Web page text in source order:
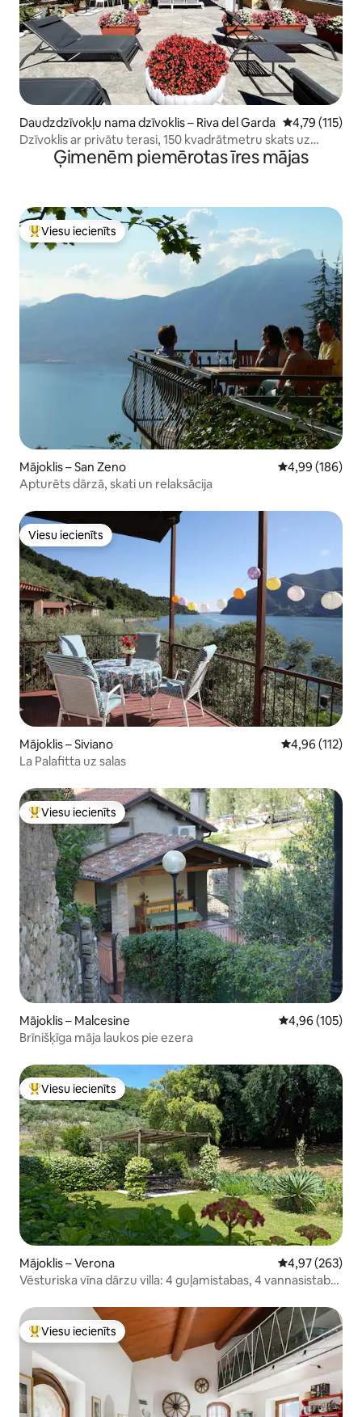
Daudzdzīvokļu nama dzīvoklis – Riva del Garda Vidējais
4,79 (115)
Dzīvoklis ar privātu terasi, 150 kvadrātmetru skats uz
Ģimenēm piemērotas īres mājas
Populārs viesu iecienīts mājoklis
Viesu iecienīts
Mājoklis – San Zeno Vidējais
4,99 (186)
Apturēts dārzā, skati un relaksācija
Viesu iecienīts
Viesu iecienīts
Mājoklis – Siviano Vidējais
4,96 (112)
La Palafitta uz salas
Populārs viesu iecienīts mājoklis
Viesu iecienīts
Mājoklis – Malcesine Vidējais
4,96 (105)
Brīnišķīga māja laukos pie ezera
Populārs viesu iecienīts mājoklis
Viesu iecienīts
Mājoklis – Verona Vidējais
4,97 (263)
Vēsturiska vīna dārzu villa: 4 guļamistabas, 4 vannasistabas
Populārs viesu iecienīts mājoklis
Viesu iecienīts